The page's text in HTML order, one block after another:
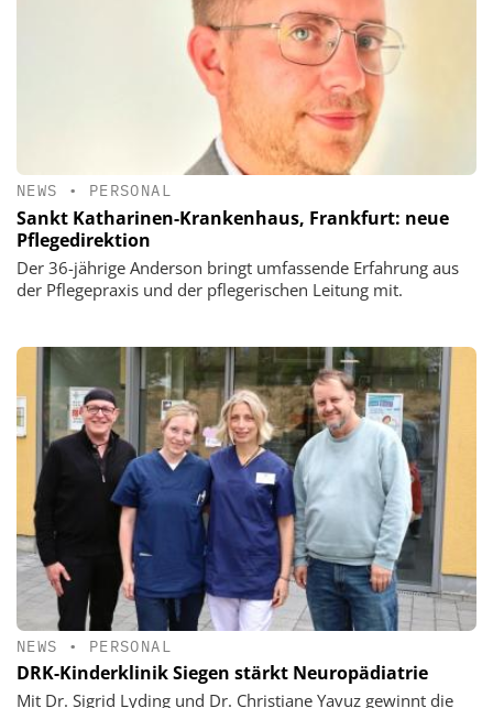
NEWS • PERSONAL
Sankt Katharinen-Krankenhaus, Frankfurt: neue
Pflegedirektion
Der 36-jährige Anderson bringt umfassende Erfahrung aus
der Pflegepraxis und der pflegerischen Leitung mit.
NEWS • PERSONAL
DRK-Kinderklinik Siegen stärkt Neuropädiatrie
Mit Dr. Sigrid Lyding und Dr. Christiane Yavuz gewinnt die